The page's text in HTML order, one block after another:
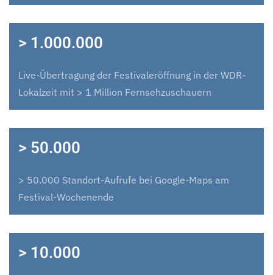
> 1.000.000
Live-Übertragung der Festivaleröffnung in der WDR-
Lokalzeit mit > 1 Million Fernsehzuschauern
> 50.000
> 50.000 Standort-Aufrufe bei Google-Maps am
Festival-Wochenende
> 10.000